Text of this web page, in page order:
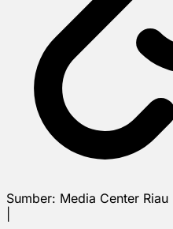
Sumber: Media Center Riau